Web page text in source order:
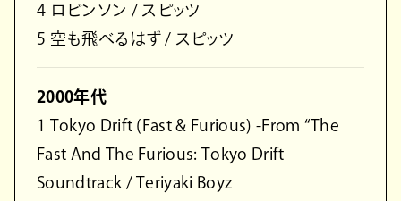
4 ロビンソン / スピッツ
5 空も飛べるはず / スピッツ
2000年代
1 Tokyo Drift (Fast & Furious) -From “The
Fast And The Furious: Tokyo Drift
Soundtrack / Teriyaki Boyz